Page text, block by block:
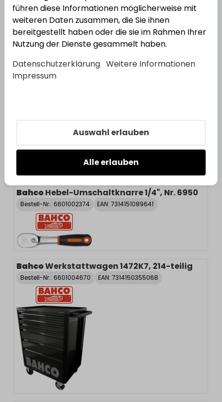
Aufsteckrohr für Zug-Ringschlüssel R310
Varianten anzeigen
BahcoHebel-Umschaltknarre 1/4", Nr. 6950
Bestell-Nr.: 6601002374 EAN: 7314151089641
BahcoWerkstattwagen 1472K7, 214-teilig
Bestell-Nr.: 6601004670 EAN: 7314150355068
führen diese Informationen möglicherweise mit
weiteren Daten zusammen, die Sie ihnen
bereitgestellt haben oder die sie im Rahmen Ihrer
Nutzung der Dienste gesammelt haben.
Datenschutzerklärung Weitere Informationen
Impressum
Auswahl erlauben
Alle erlauben